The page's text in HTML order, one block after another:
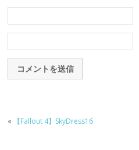
« 【Fallout 4】SkyDress16